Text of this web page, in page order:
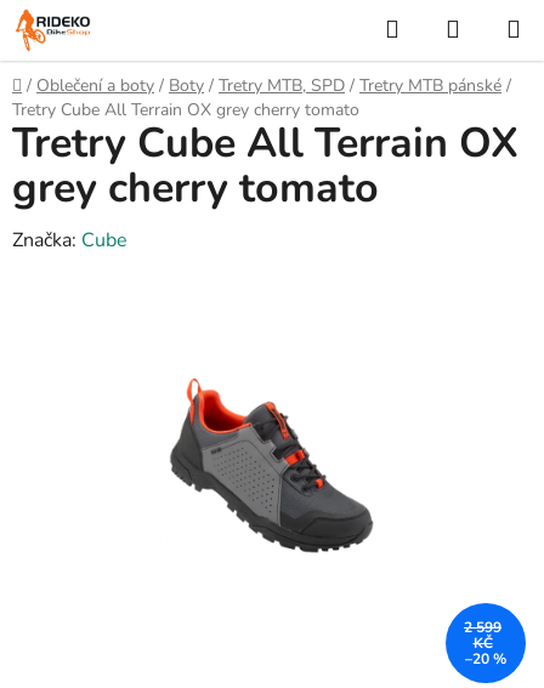
Přejít
na
obsah
Hledat
KOŠÍK
Domů
/ Oblečení a boty / Boty / Tretry MTB, SPD / Tretry MTB pánské /
Tretry Cube All Terrain OX grey cherry tomato
Tretry Cube All Terrain OX
grey cherry tomato
Značka: Cube
2 599
KČ
–20 %